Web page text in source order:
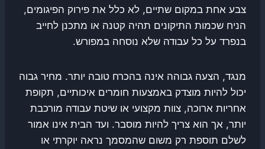
צבע אחת במקום שתיים, לא כלל את פירוק הפיגומים,
הניח שכמות התיקונים תהיה קטנה או מתכנן לחייב
בנפרד על כל עבודה שלא נוסחה במפורש.
מנגד, הצעה גבוהה אינה בהכרח טובה יותר. מחיר גבוה
יכול להיות מוצדק באמצעות חומרים איכותיים, תקופת
אחריות ארוכה, צוות מקצועי או שיטת עבודה מורכבת
יותר, אך הוא צריך להיות מוסבר. ועד הבית אינו אמור
לשלם תוספת רק משום שהמסמך נראה יוקרתי או